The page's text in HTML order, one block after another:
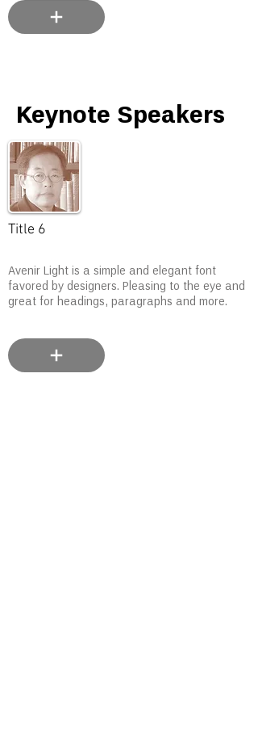
Keynote Speakers
Title 6
Avenir Light is a simple and elegant font
favored by designers. Pleasing to the eye and
great for headings, paragraphs and more.